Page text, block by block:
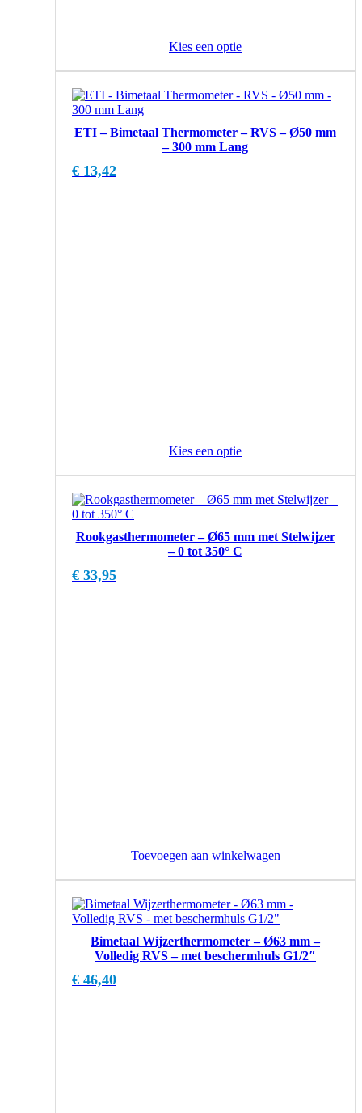
Kies een optie
ETI – Bimetaal Thermometer – RVS – Ø50 mm
– 300 mm Lang
€ 13,42
Kies een optie
Rookgasthermometer – Ø65 mm met Stelwijzer
– 0 tot 350° C
€ 33,95
Toevoegen aan winkelwagen
Bimetaal Wijzerthermometer – Ø63 mm –
Volledig RVS – met beschermhuls G1/2″
€ 46,40